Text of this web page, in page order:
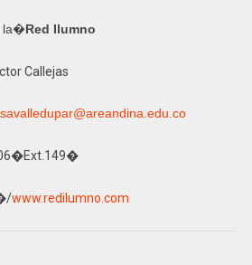
la�Red Ilumno
Callejas
areandina.edu.co
www.redilumno.com